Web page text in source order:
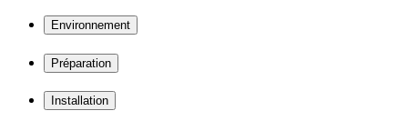
Environnement
Préparation
Installation